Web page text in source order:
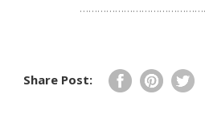
Share Post: